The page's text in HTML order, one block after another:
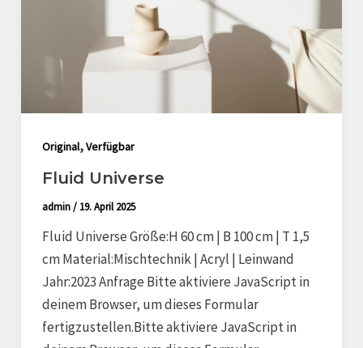
Original,Verfügbar
Fluid Universe
admin/ 19. April 2025
Fluid Universe Größe:H 60 cm | B 100 cm | T 1,5
cm Material:Mischtechnik | Acryl | Leinwand
Jahr:2023 Anfrage Bitte aktiviere JavaScript in
deinem Browser, um dieses Formular
fertigzustellen.Bitte aktiviere JavaScript in